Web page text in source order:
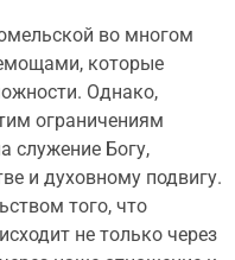
во многом
которые
Однако,
ограничениям
служение Богу,
и духовному подвигу.
того, что
не только через